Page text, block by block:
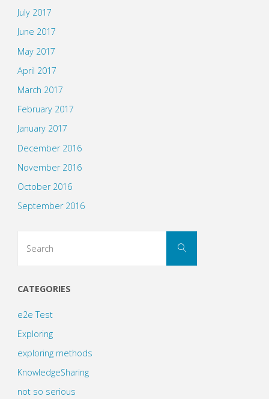
July 2017
June 2017
May 2017
April 2017
March 2017
February 2017
January 2017
December 2016
November 2016
October 2016
September 2016
Search
CATEGORIES
e2e Test
Exploring
exploring methods
KnowledgeSharing
not so serious